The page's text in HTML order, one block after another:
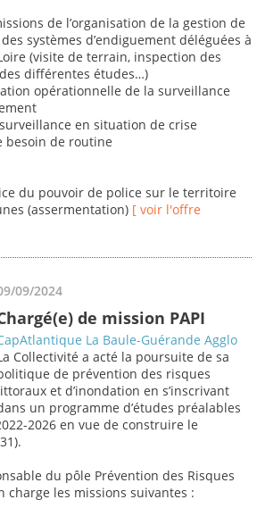
de l’organisation de la gestion de
systèmes d’endiguement déléguées à
(visite de terrain, inspection des
différentes études…)
opérationnelle de la surveillance
en situation de crise
besoin de routine
du pouvoir de police sur le territoire
(assermentation) [ voir l'offre
09/2024
de mission PAPI
La Baule-Guérande Agglo
Collectivité a acté la poursuite de sa
de prévention des risques
et d’inondation en s’inscrivant
un programme d’études préalables
2026 en vue de construire le
du pôle Prévention des Risques
charge les missions suivantes :